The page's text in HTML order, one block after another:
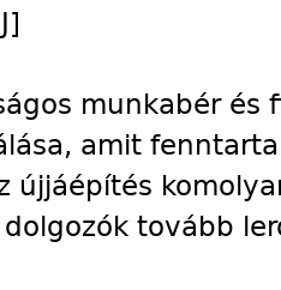
munkabér és
amit
újjáépítés
tovább